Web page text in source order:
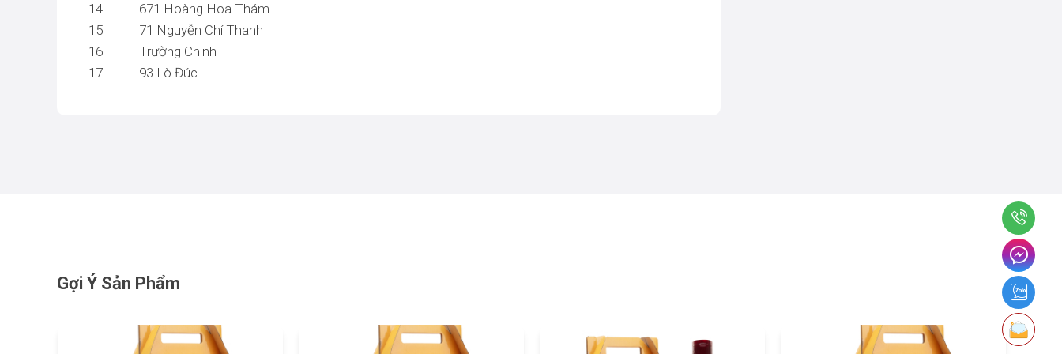
14
671 Hoàng Hoa Thám
15
71 Nguyễn Chí Thanh
16
Trường Chinh
17
93 Lò Đúc
Gợi Ý Sản Phẩm